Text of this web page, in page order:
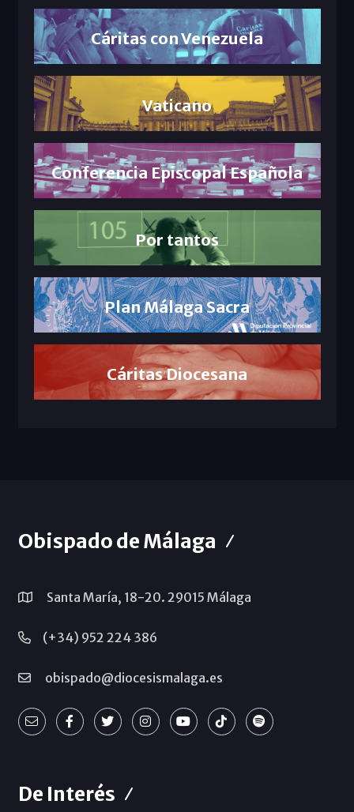
Cáritas con Venezuela
Vaticano
Conferencia Episcopal Española
Por tantos
Plan Málaga Sacra
Cáritas Diocesana
Obispado de Málaga
Santa María, 18-20. 29015 Málaga
(+34) 952 224 386
obispado@diocesismalaga.es
De Interés